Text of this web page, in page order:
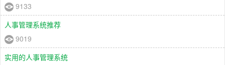
9133
人事管理系统推荐
9019
实用的人事管理系统